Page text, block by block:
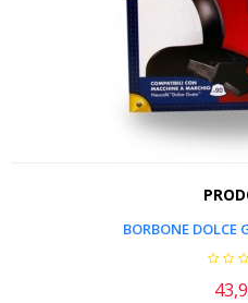
BORBONE DOLCE